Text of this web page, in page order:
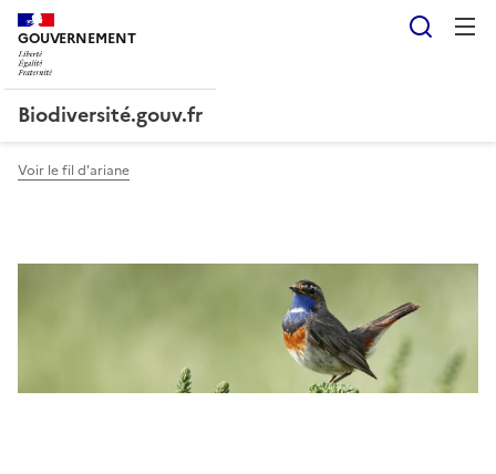
GOUVERNEMENT
Liberté, Égalité, Fraternité
Biodiversité.gouv.fr
Voir le fil d'ariane